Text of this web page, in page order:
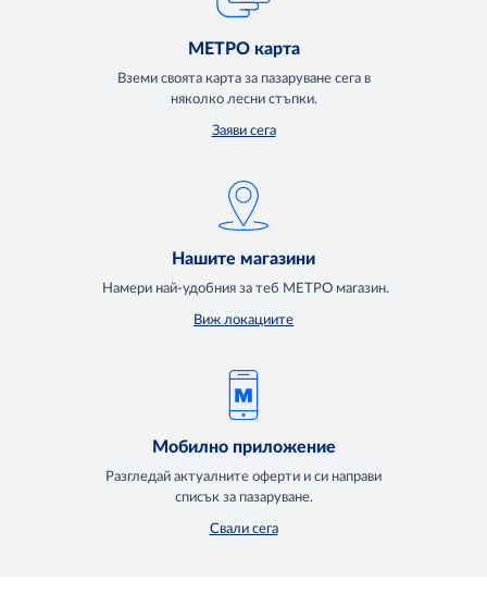
МЕТРО карта
Вземи своята карта за пазаруване сега в
няколко лесни стъпки.
Заяви сега
Нашите магазини
Намери най-удобния за теб МЕТРО магазин.
Виж локациите
Мобилно приложение
Разгледай актуалните оферти и си направи
списък за пазаруване.
Свали сега